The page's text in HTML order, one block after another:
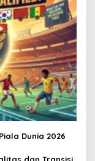
Dunia 2026
dan Transisi